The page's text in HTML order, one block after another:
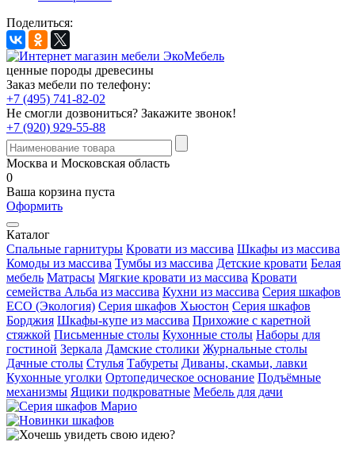
Поделиться:
ценные породы древесины
Заказ мебели по телефону:
+7 (495) 741-82-02
Не смогли дозвониться? Закажите звонок!
+7 (920) 929-55-88
Москва и Московская область
0
Ваша корзина пуста
Оформить
Каталог
Спальные гарнитуры Кровати из массива Шкафы из массива
Комоды из массива Тумбы из массива Детские кровати Белая
мебель Матрасы Мягкие кровати из массива Кровати
семейства Альба из массива Кухни из массива Серия шкафов
ECO (Экология) Серия шкафов Хьюстон Серия шкафов
Борджия Шкафы-купе из массива Прихожие с каретной
стяжкой Письменные столы Кухонные столы Наборы для
гостиной Зеркала Дамские столики Журнальные столы
Дачные столы Стулья Табуреты Диваны, скамьи, лавки
Кухонные уголки Ортопедическое основание Подъёмные
механизмы Ящики подкроватные Мебель для дачи